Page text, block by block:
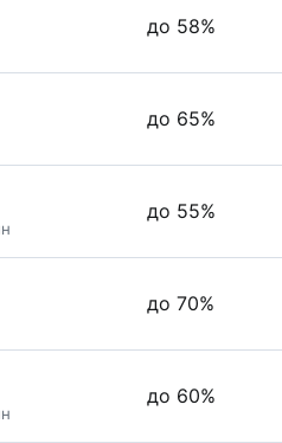
до 58%
до 65%
до 55%
до 70%
до 60%